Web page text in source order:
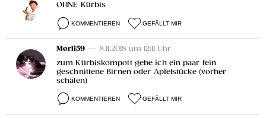
OHNE Kürbis
KOMMENTIEREN GEFÄLLT MIR
Morli59 — 8.11.2018 um 12:11 Uhr
zum Kürbiskompott gebe ich ein paar fein
geschnittene Birnen oder Apfelstücke (vorher
schälen)
KOMMENTIEREN GEFÄLLT MIR